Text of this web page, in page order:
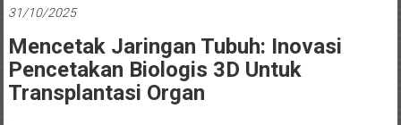
31/10/2025
Mencetak Jaringan Tubuh: Inovasi
Pencetakan Biologis 3D Untuk
Transplantasi Organ